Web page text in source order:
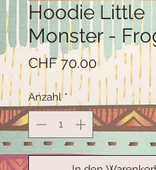
Hoodie Little
Monster -
CHF 70.00Preis
Anzahl *